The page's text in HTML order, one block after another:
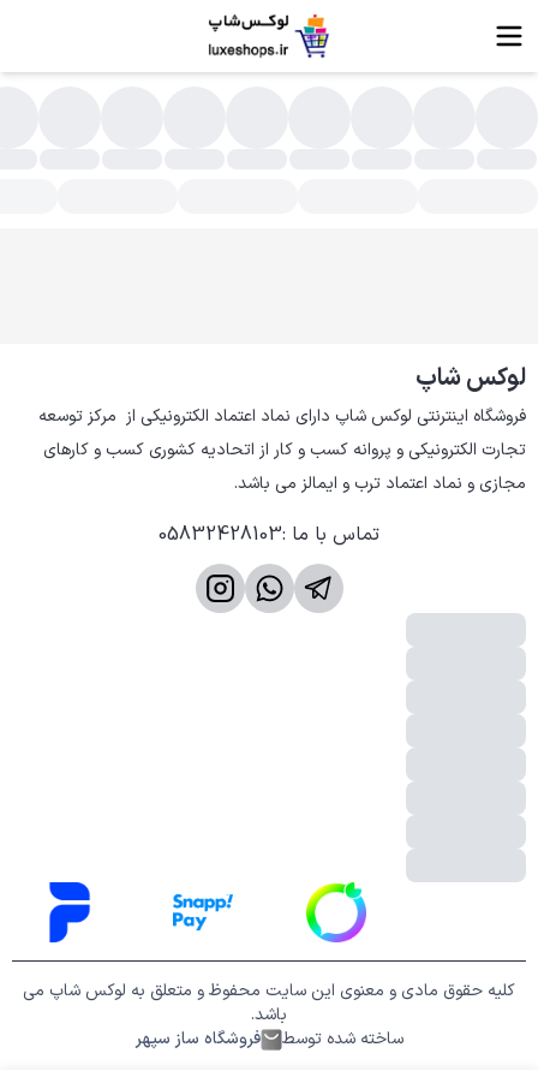
لوکس شاپ
مجازی و نماد اعتماد ترب و ایمالز می باشد.
تماس با ما :
05832428103
کلیه حقوق مادی و معنوی این سایت محفوظ و متعلق به لوکس شاپ می
باشد.
ساخته شده توسط
فروشگاه ساز سپهر